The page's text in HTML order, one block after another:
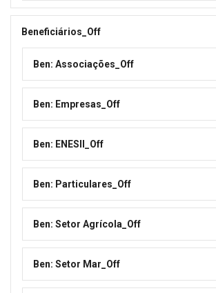
Beneficiários_Off
Ben: Associações_Off
Ben: Empresas_Off
Ben: ENESII_Off
Ben: Particulares_Off
Ben: Setor Agrícola_Off
Ben: Setor Mar_Off